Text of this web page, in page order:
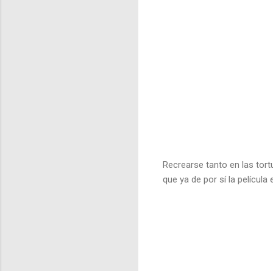
Recrearse tanto en las
que ya de por sí la película